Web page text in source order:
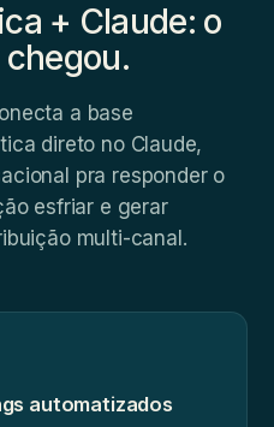
+ Claude: o
chegou.
a base
direto no Claude,
pra responder o
esfriar e gerar
multi-canal.
automatizados